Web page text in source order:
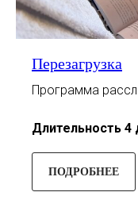
Перезагрузка
Программа
Длительность 4
ПОДРОБНЕЕ